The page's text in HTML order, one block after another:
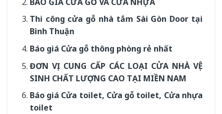
Thi công cửa gỗ nhà tắm Sài Gòn Door tại
Bình Thuận
Báo giá Cửa gỗ thông phòng rẻ nhất
ĐƠN VỊ CUNG CẤP CÁC LOẠI CỬA NHÀ VỆ
SINH CHẤT LƯỢNG CAO TẠI MIỀN NAM
Báo giá Cửa toilet, Cửa gỗ toilet, Cửa nhựa
toilet